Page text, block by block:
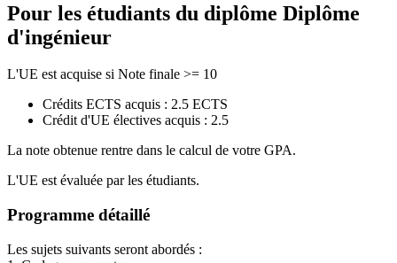
Pour les étudiants du diplôme Diplôme
d'ingénieur
L'UE est acquise si Note finale >= 10
Crédits ECTS acquis : 2.5 ECTS
Crédit d'UE électives acquis : 2.5
La note obtenue rentre dans le calcul de votre GPA.
L'UE est évaluée par les étudiants.
Programme détaillé
Les sujets suivants seront abordés :